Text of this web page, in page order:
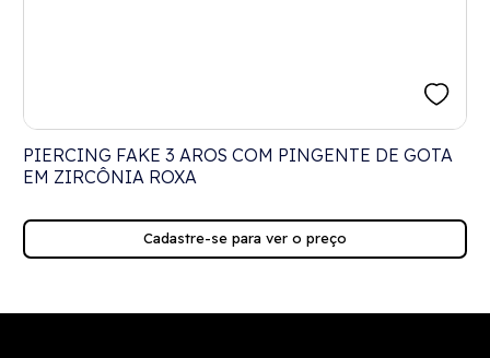
PIERCING FAKE 3 AROS COM PINGENTE DE GOTA
EM ZIRCÔNIA ROXA
Cadastre-se para ver o preço